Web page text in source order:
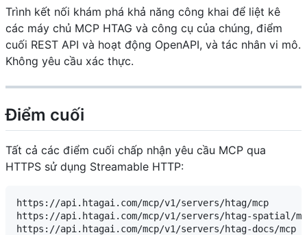
Trình kết nối khám phá khả năng công khai để liệt kê
các máy chủ MCP HTAG và công cụ của chúng, điểm
cuối REST API và hoạt động OpenAPI, và tác nhân vi mô.
Không yêu cầu xác thực.
Điểm cuối
Tất cả các điểm cuối chấp nhận yêu cầu MCP qua
HTTPS sử dụng Streamable HTTP:
https://api.htagai.com/mcp/v1/servers/htag/mcp
https://api.htagai.com/mcp/v1/servers/htag-spatial/